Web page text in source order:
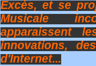
Excès, et se
Musicale
apparaissent
innovations,
d'Internet...